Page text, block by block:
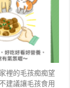
裡的毛孩痴痴望
建議讓毛孩食用